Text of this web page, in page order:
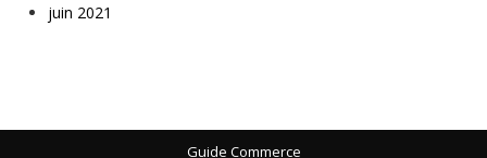
juin 2021
Guide Commerce